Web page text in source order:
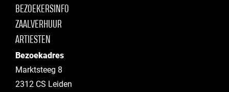
BEZOEKERSINFO
ZAALVERHUUR
ARTIESTEN
Bezoekadres
Marktsteeg 8
2312 CS Leiden